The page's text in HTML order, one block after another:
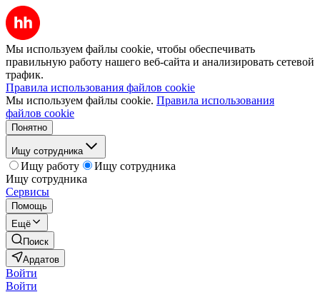
Мы используем файлы cookie, чтобы обеспечивать
правильную работу нашего веб-сайта и анализировать сетевой
трафик.
Правила использования файлов cookie
Мы используем файлы cookie. Правила использования
файлов cookie
Понятно
Ищу сотрудника
Ищу работу
Ищу сотрудника
Ищу сотрудника
Сервисы
Помощь
Ещё
Поиск
Ардатов
Войти
Войти